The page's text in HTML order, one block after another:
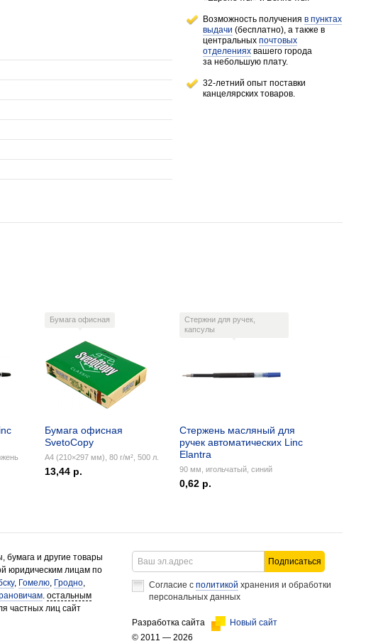
Возможность получения в пунктах
выдачи (бесплатно), а также в
центральных почтовых
отделениях вашего города
за небольшую плату.
32-летний опыт поставки
канцелярских товаров.
Бумага офисная
Бумага офисная
SvetoCopy
А4 (210×297 мм), 80 г/м², 500 л.
13,44 р.
Стержни для ручек,
капсулы
Стержень масляный для
ручек автоматических Linc
Elantra
90 мм, игольчатый, синий
0,62 р.
Подписаться
Согласие с политикой хранения и обработки
персональных данных
Разработка сайта
Новый сайт
© 2011 — 2026
бумага и другие товары
юридическим лицам по
, Гомелю, Гродно,
.остальным
частных лиц сайт